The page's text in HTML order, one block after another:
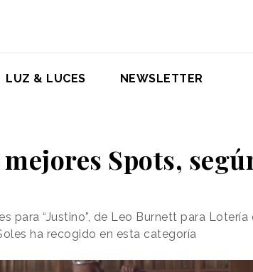
LUZ & LUCES NEWSLETTER
Spots,
para “Justino”, de Leo Burnett para Lotería
ha recogido en esta categoría